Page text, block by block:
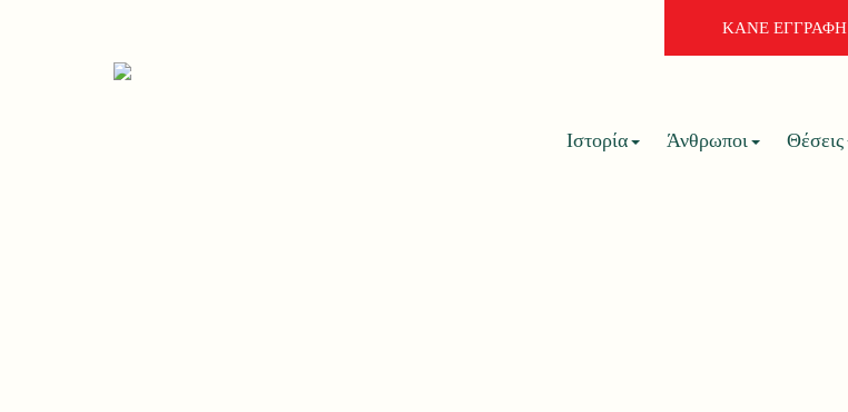
ΚΑΝΕ ΕΓΓΡΑΦΗ
Ιστορία Άνθρωποι Θέσεις